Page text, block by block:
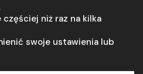
niż raz na kilka
swoje ustawienia lub